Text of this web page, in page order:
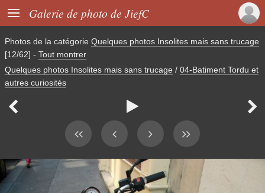
 Galerie de photo de JiefC
Photos de la catégorie Quelques photos Insolites mais sans trucage
[12/62] - Tout montrer
Quelques photos Insolites mais sans trucage / 04-Batiment Tordu et
autres curiosités
  